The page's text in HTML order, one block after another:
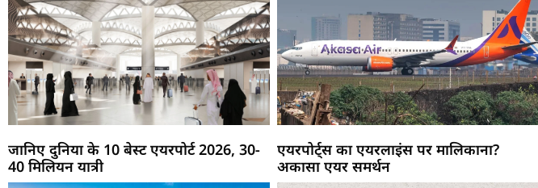
जानिए दुनिया के 10 बेस्ट एयरपोर्ट 2026, 30-
40 मिलियन यात्री
एयरपोर्ट्स का एयरलाइंस पर मालिकाना?
अकासा एयर समर्थन